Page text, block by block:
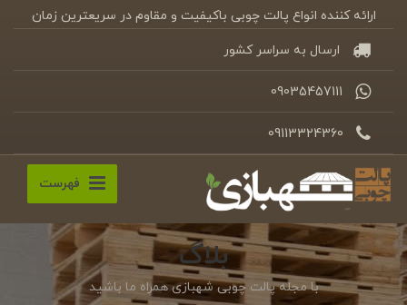
ارائه کننده انواع پالت چوبی باکیفیت و مقاوم در سریعترین زمان
ارسال به سراسر کشور
09035457111
09113324360
فهرست
بلاگ
با مجله پالت چوبی شهبازی همراه ما باشید